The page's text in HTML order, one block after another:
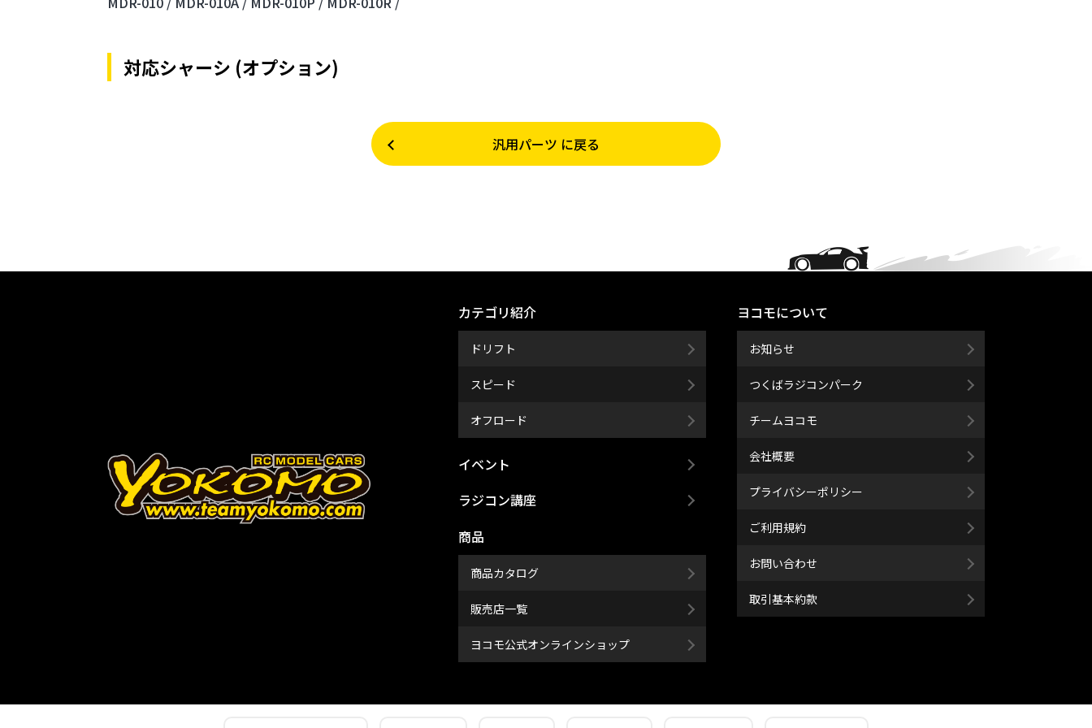
対応シャーシ (オプション)
汎用パーツ に戻る
カテゴリ紹介
ドリフト
スピード
オフロード
イベント
ラジコン講座
商品
商品カタログ
販売店一覧
ヨコモ公式オンラインショップ
ヨコモについて
お知らせ
つくばラジコンパーク
チームヨコモ
会社概要
プライバシーポリシー
ご利用規約
お問い合わせ
取引基本約款